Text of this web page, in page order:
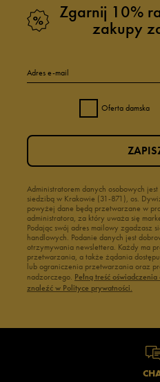
Zgarnij 10%
zakupy
Adres e-mail
Oferta damska
Administratorem danych osobowych
siedzibą w Krakowie (31-871), os.
powyżej dane będą przetwarzane w
administratora, za który uważa się
Podając swój adres mailowy zgadzasz
handlowych. Podanie danych jest
otrzymywania newslettera. Każdy ma
przetwarzania, a także żądania
lub ograniczenia przetwarzania oraz
nadzorczego. Pełną treść
znaleźć w Polityce prywatności.